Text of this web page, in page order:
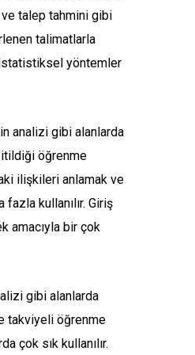
ve talep tahmini gibi
talimatlarla
istatistiksel yöntemler
analizi gibi alanlarda
öğrenme
ilişkileri anlamak ve
kullanılır. Giriş
amacıyla bir çok
gibi alanlarda
takviyeli öğrenme
çok sık kullanılır.